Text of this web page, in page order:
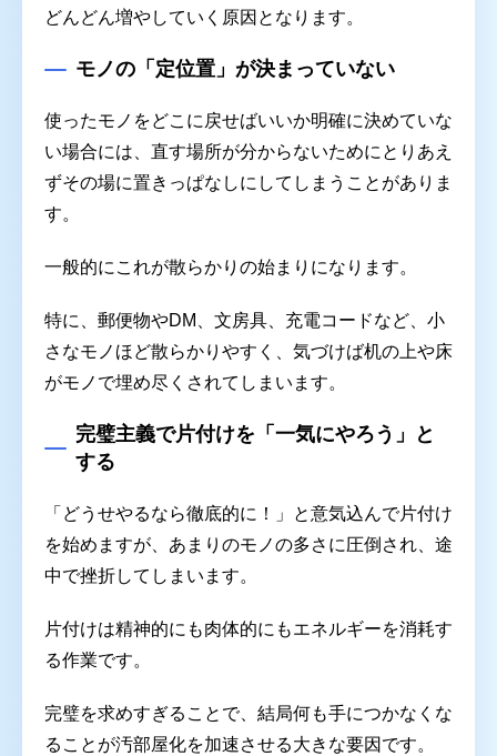
どんどん増やしていく原因となります。
モノの「定位置」が決まっていない
使ったモノをどこに戻せばいいか明確に決めていな
い場合には、直す場所が分からないためにとりあえ
ずその場に置きっぱなしにしてしまうことがありま
す。
一般的にこれが散らかりの始まりになります。
特に、郵便物やDM、文房具、充電コードなど、小
さなモノほど散らかりやすく、気づけば机の上や床
がモノで埋め尽くされてしまいます。
完璧主義で片付けを「一気にやろう」と
する
「どうせやるなら徹底的に！」と意気込んで片付け
を始めますが、あまりのモノの多さに圧倒され、途
中で挫折してしまいます。
片付けは精神的にも肉体的にもエネルギーを消耗す
る作業です。
完璧を求めすぎることで、結局何も手につかなくな
ることが汚部屋化を加速させる大きな要因です。